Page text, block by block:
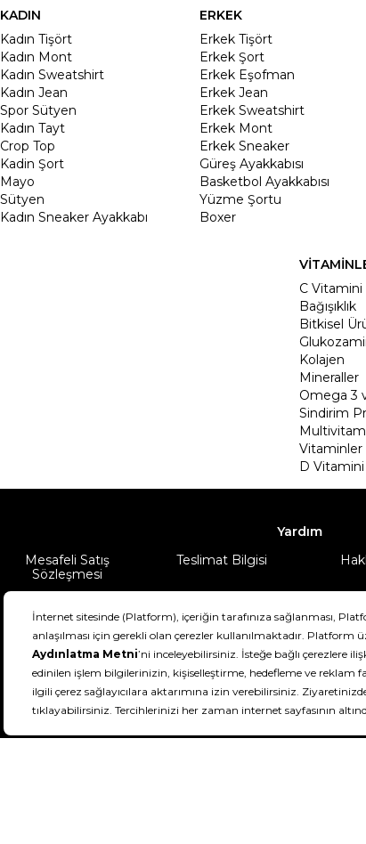
KADIN
Kadın Tişört
Kadın Mont
Kadın Sweatshirt
Kadın Jean
Spor Sütyen
Kadın Tayt
Crop Top
Kadin Şort
Mayo
Sütyen
Kadın Sneaker Ayakkabı
ERKEK
Erkek Tişört
Erkek Şort
Erkek Eşofman
Erkek Jean
Erkek Sweatshirt
Erkek Mont
Erkek Sneaker
Güreş Ayakkabısı
Basketbol Ayakkabısı
Yüzme Şortu
Boxer
C Vitamini
Bağışıklık
Bitkisel
Kolajen
Mineraller
Omega 3
Sindirim
Vitaminler
D Vitamini
Yardım
Mesafeli Satış
Sözleşmesi
Teslimat Bilgisi
DeFactoFIT ©️ 2022-2026. Tüm